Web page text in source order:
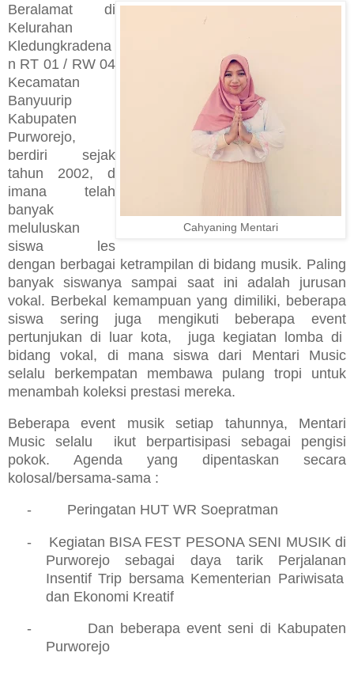
Cahyaning Mentari
Beralamat di
Kelurahan
Kledungkradena
n RT 01 / RW 04
Kecamatan
Banyuurip
Kabupaten
Purworejo,
berdiri sejak
tahun 2002, d
imana telah
banyak
meluluskan
siswa les
dengan berbagai ketrampilan di bidang musik. Paling
banyak siswanya sampai saat ini adalah jurusan
vokal. Berbekal kemampuan yang dimiliki, beberapa
siswa sering juga mengikuti beberapa event
pertunjukan di luar kota,
juga kegiatan lomba di
bidang vokal, di
mana siswa dari Mentari Music
selalu berkempatan membawa pulang tropi untuk
menambah koleksi prestasi mereka.
Beberapa event musik setiap tahunnya, Mentari
Music selalu
ikut berpartisipasi sebagai pengisi
pokok.
Agenda yang dipentaskan secara
kolosal/bersama-sama :
- Peringatan HUT WR Soepratman
-
Kegiatan BISA FEST PESONA SENI MUSIK di
Purworejo
sebagai daya tarik Perjalanan
Insentif Trip bersama Kementerian Pariwisata
dan Ekonomi Kreatif
- Dan beberapa event seni di Kabupaten
Purworejo